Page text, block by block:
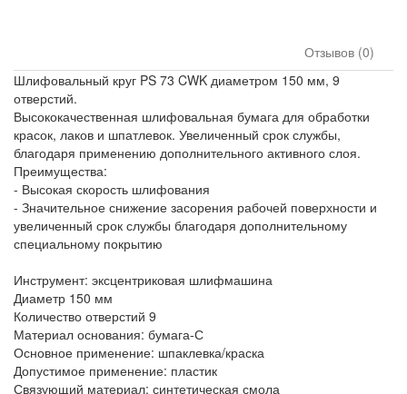
Отзывов (0)
Шлифовальный круг PS 73 CWK диаметром 150 мм, 9
отверстий.
Высококачественная шлифовальная бумага для обработки
красок, лаков и шпатлевок. Увеличенный срок службы,
благодаря применению дополнительного активного слоя.
Преимущества:
- Высокая скорость шлифования
- Значительное снижение засорения рабочей поверхности и
увеличенный срок службы благодаря дополнительному
специальному покрытию
Инструмент: эксцентриковая шлифмашина
Диаметр 150 мм
Количество отверстий 9
Материал основания: бумага-С
Основное применение: шпаклевка/краска
Допустимое применение: пластик
Связующий материал: синтетическая смола